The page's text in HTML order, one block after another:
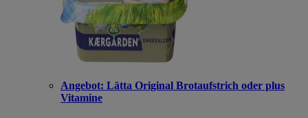
Angebot: Lätta Original Brotaufstrich oder plus
Vitamine